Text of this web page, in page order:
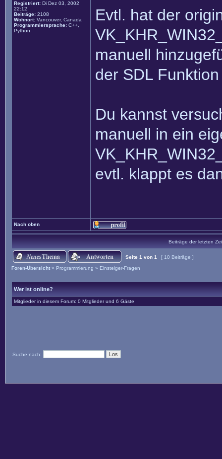
Registriert: Di Dez 03, 2002
22:12
Beiträge: 2108
Wohnort: Vancouver, Canada
Programmiersprache: C++,
Python
Evtl. hat der
manuell
der SDL
Du kannst
manuell in ein
evtl. klappt es
Nach oben
Beiträge der letzten
Seite 1 von 1
[ 10 Beiträge ]
Foren-Übersicht » Programmierung » Einsteiger-Fragen
Wer ist online?
Mitglieder in diesem Forum: 0 Mitglieder und 6 Gäste
Suche nach: